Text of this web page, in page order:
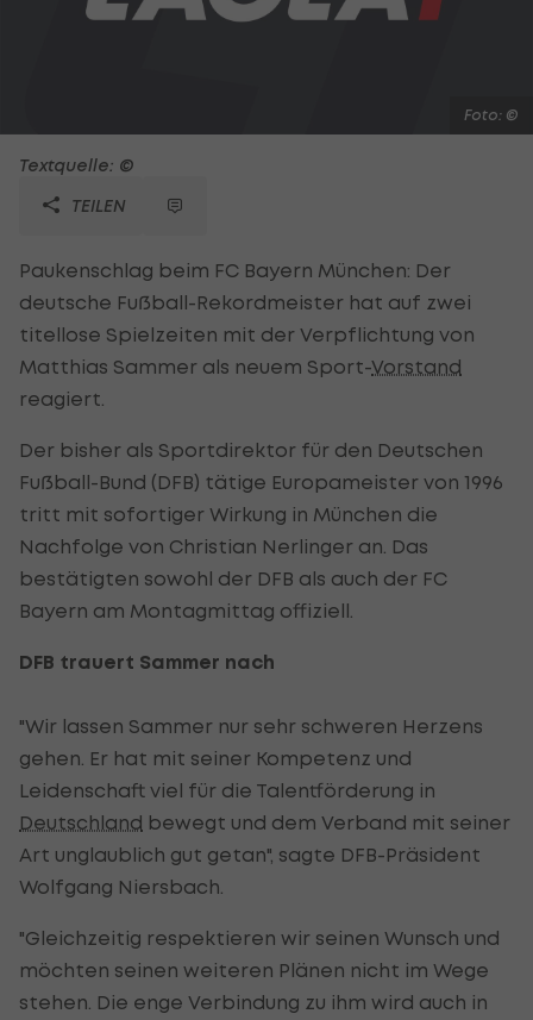
Foto: ©
Textquelle: ©
TEILEN
Paukenschlag beim FC Bayern München: Der
deutsche Fußball-Rekordmeister hat auf zwei
titellose Spielzeiten mit der Verpflichtung von
Matthias Sammer als neuem Sport-Vorstand
reagiert.
Der bisher als Sportdirektor für den Deutschen
Fußball-Bund (DFB) tätige Europameister von 1996
tritt mit sofortiger Wirkung in München die
Nachfolge von Christian Nerlinger an. Das
bestätigten sowohl der DFB als auch der FC
Bayern am Montagmittag offiziell.
DFB trauert Sammer nach
"Wir lassen Sammer nur sehr schweren Herzens
gehen. Er hat mit seiner Kompetenz und
Leidenschaft viel für die Talentförderung in
Deutschland bewegt und dem Verband mit seiner
Art unglaublich gut getan", sagte DFB-Präsident
Wolfgang Niersbach.
"Gleichzeitig respektieren wir seinen Wunsch und
möchten seinen weiteren Plänen nicht im Wege
stehen. Die enge Verbindung zu ihm wird auch in